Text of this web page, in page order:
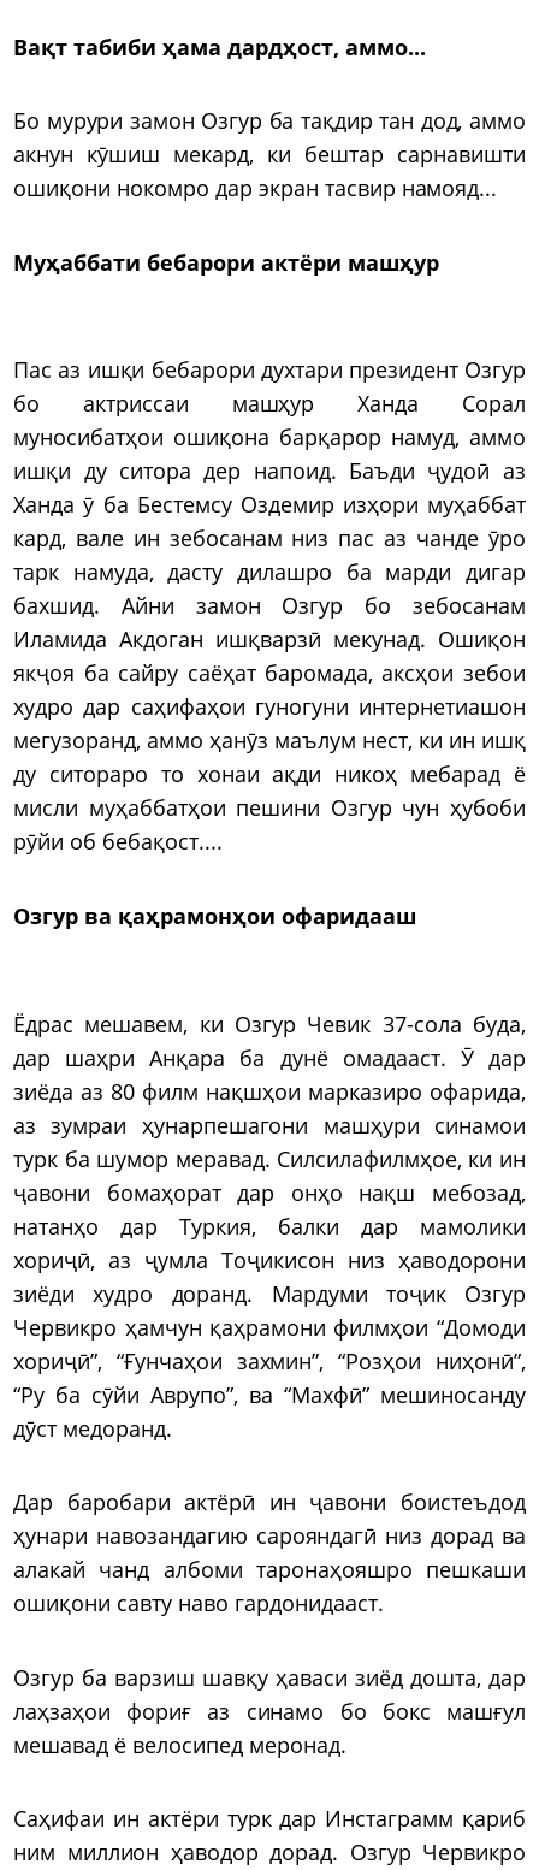
Вақт табиби ҳама дардҳост, аммо...
Бо мурури замон Озгур ба тақдир тан дод, аммо
акнун кӯшиш мекард, ки бештар сарнавишти
ошиқони нокомро дар экран тасвир намояд...
Муҳаббати бебарори актёри машҳур
Пас аз ишқи бебарори духтари президент Озгур
бо актриссаи машҳур Ханда Сорал
муносибатҳои ошиқона барқарор намуд, аммо
ишқи ду ситора дер напоид. Баъди ҷудоӣ аз
Ханда ӯ ба Бестемсу Оздемир изҳори муҳаббат
кард, вале ин зебосанам низ пас аз чанде ӯро
тарк намуда, дасту дилашро ба марди дигар
бахшид. Айни замон Озгур бо зебосанам
Иламида Акдоган ишқварзӣ мекунад. Ошиқон
якҷоя ба сайру саёҳат баромада, аксҳои зебои
худро дар саҳифаҳои гуногуни интернетиашон
мегузоранд, аммо ҳанӯз маълум нест, ки ин ишқ
ду ситораро то хонаи ақди никоҳ мебарад ё
мисли муҳаббатҳои пешини Озгур чун ҳубоби
рӯйи об бебақост....
Озгур ва қаҳрамонҳои офаридааш
Ёдрас мешавем, ки Озгур Чевик 37-сола буда,
дар шаҳри Анқара ба дунё омадааст. Ӯ дар
зиёда аз 80 филм нақшҳои марказиро офарида,
аз зумраи ҳунарпешагони машҳури синамои
турк ба шумор меравад. Силсилафилмҳое, ки ин
ҷавони бомаҳорат дар онҳо нақш мебозад,
натанҳо дар Туркия, балки дар мамолики
хориҷӣ, аз ҷумла Тоҷикисон низ ҳаводорони
зиёди худро доранд. Мардуми тоҷик Озгур
Червикро ҳамчун қаҳрамони филмҳои “Домоди
хориҷӣ”, “Ғунчаҳои захмин”, “Розҳои ниҳонӣ”,
“Ру ба сӯйи Аврупо”, ва “Махфӣ” мешиносанду
дӯст медоранд.
Дар баробари актёрӣ ин ҷавони боистеъдод
ҳунари навозандагию сарояндагӣ низ дорад ва
алакай чанд албоми таронаҳояшро пешкаши
ошиқони савту наво гардонидааст.
Озгур ба варзиш шавқу ҳаваси зиёд дошта, дар
лаҳзаҳои фориғ аз синамо бо бокс машғул
мешавад ё велосипед меронад.
Саҳифаи ин актёри турк дар Инстаграмм қариб
ним миллион ҳаводор дорад. Озгур Червикро